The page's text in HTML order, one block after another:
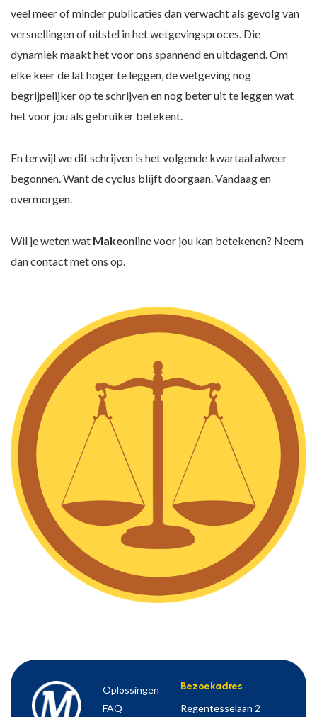
veel meer of minder publicaties dan verwacht als gevolg van
versnellingen of uitstel in het wetgevingsproces. Die
dynamiek maakt het voor ons spannend en uitdagend. Om
elke keer de lat hoger te leggen, de wetgeving nog
begrijpelijker op te schrijven en nog beter uit te leggen wat
het voor jou als gebruiker betekent.
En terwijl we dit schrijven is het volgende kwartaal alweer
begonnen. Want de cyclus blijft doorgaan. Vandaag en
overmorgen.
Wil je weten wat Makeonline voor jou kan betekenen? Neem
dan contact met ons op.
Oplossingen
FAQ
Bezoekadres
Regentesselaan 2